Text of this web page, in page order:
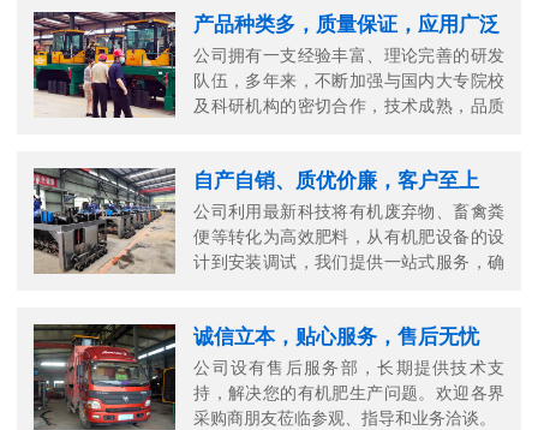
产品种类多，质量保证，应用广泛
公司拥有一支经验丰富、理论完善的研发
队伍，多年来，不断加强与国内大专院校
及科研机构的密切合作，技术成熟，品质
自产自销、质优价廉，客户至上
公司利用最新科技将有机废弃物、畜禽粪
便等转化为高效肥料，从有机肥设备的设
计到安装调试，我们提供一站式服务，确
诚信立本，贴心服务，售后无忧
公司设有售后服务部，长期提供技术支
持，解决您的有机肥生产问题。欢迎各界
采购商朋友莅临参观、指导和业务洽谈。